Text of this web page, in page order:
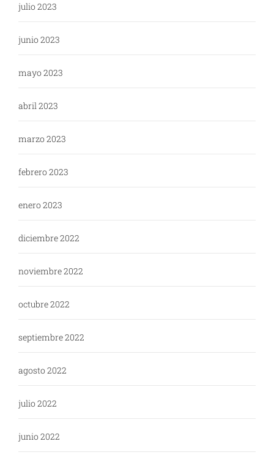
julio 2023
junio 2023
mayo 2023
abril 2023
marzo 2023
febrero 2023
enero 2023
diciembre 2022
noviembre 2022
octubre 2022
septiembre 2022
agosto 2022
julio 2022
junio 2022